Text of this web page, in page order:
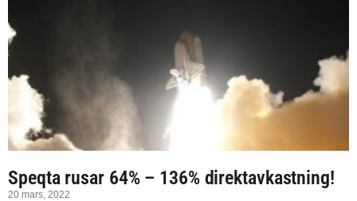
Speqta rusar 64% – 136% direktavkastning!
20 mars, 2022